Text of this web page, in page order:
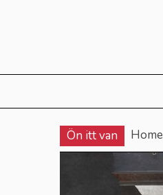
Ön itt van Home